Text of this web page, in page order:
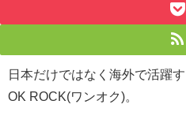
日本だけではなく海外で活躍
OK ROCK(ワンオク)